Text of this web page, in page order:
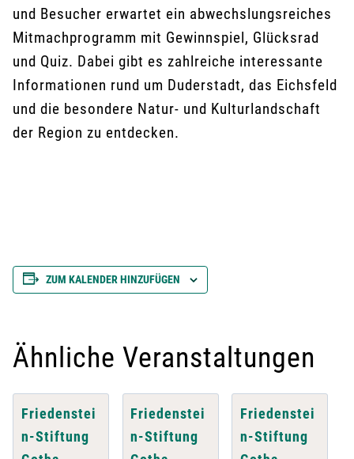
und Besucher erwartet ein abwechslungsreiches
Mitmachprogramm mit Gewinnspiel, Glücksrad
und Quiz. Dabei gibt es zahlreiche interessante
Informationen rund um Duderstadt, das Eichsfeld
und die besondere Natur- und Kulturlandschaft
der Region zu entdecken.
ZUM KALENDER HINZUFÜGEN
Ähnliche Veranstaltungen
Friedenstei
n-Stiftung
Friedenstei
n-Stiftung
Friedenstei
n-Stiftung